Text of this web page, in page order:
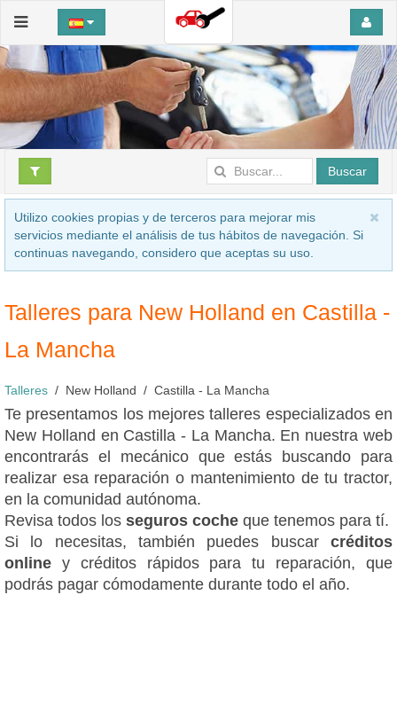
Buscar
Utilizo cookies propias y de terceros para mejorar mis
servicios mediante el análisis de tus hábitos de navegación. Si
continuas navegando, considero que aceptas su uso.
Talleres para New Holland en Castilla -
La Mancha
Talleres New Holland Castilla - La Mancha
Te presentamos los mejores talleres especializados en
New Holland en Castilla - La Mancha. En nuestra web
encontrarás el mecánico que estás buscando para
realizar esa reparación o mantenimiento de tu tractor,
en la comunidad autónoma.
Revisa todos los seguros coche que tenemos para tí.
Si lo necesitas, también puedes buscar créditos
online y créditos rápidos para tu reparación, que
podrás pagar cómodamente durante todo el año.